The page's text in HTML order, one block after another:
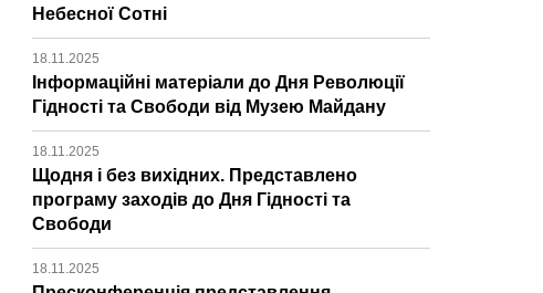
Небесної Сотні
18.11.2025
Інформаційні матеріали до Дня Революції
Гідності та Свободи від Музею Майдану
18.11.2025
Щодня і без вихідних. Представлено
програму заходів до Дня Гідності та
Свободи
18.11.2025